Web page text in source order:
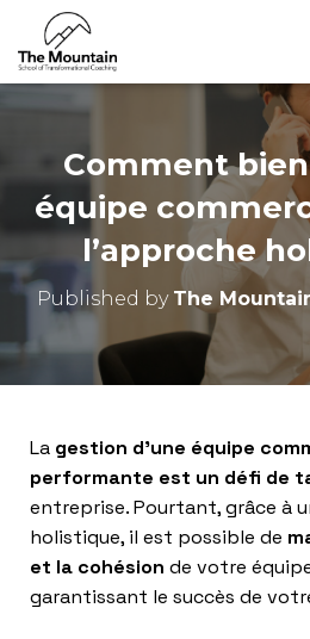
Comment
équipe
l’approche
Published by The
La gestion d’une équipe
performante est un défi de
entreprise. Pourtant, grâce à
holistique, il est possible de
et la cohésion de votre
garantissant le succès de